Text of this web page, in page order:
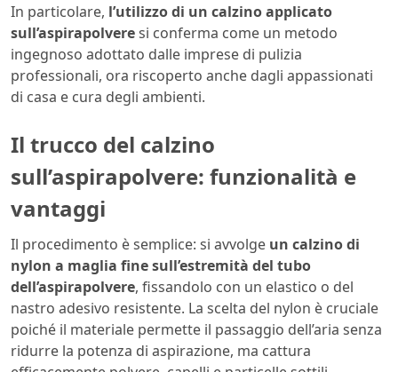
In particolare, l’utilizzo di un calzino applicato
sull’aspirapolveresi conferma come un metodo
ingegnoso adottato dalle imprese di pulizia
professionali, ora riscoperto anche dagli appassionati
di casa e cura degli ambienti.
Il trucco del calzino
sull’aspirapolvere: funzionalità e
vantaggi
Il procedimento è semplice: si avvolge un calzino di
nylon a maglia fine sull’estremità del tubo
dell’aspirapolvere, fissandolo con un elastico o del
nastro adesivo resistente. La scelta del nylon è cruciale
poiché il materiale permette il passaggio dell’aria senza
ridurre la potenza di aspirazione, ma cattura